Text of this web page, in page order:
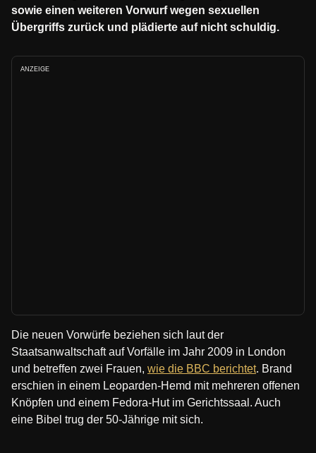
sowie einen weiteren Vorwurf wegen sexuellen
Übergriffs zurück und plädierte auf nicht schuldig.
ANZEIGE
Die neuen Vorwürfe beziehen sich laut der
Staatsanwaltschaft auf Vorfälle im Jahr 2009 in London
und betreffen zwei Frauen, wie die BBC berichtet. Brand
erschien in einem Leoparden-Hemd mit mehreren offenen
Knöpfen und einem Fedora-Hut im Gerichtssaal. Auch
eine Bibel trug der 50-Jährige mit sich.